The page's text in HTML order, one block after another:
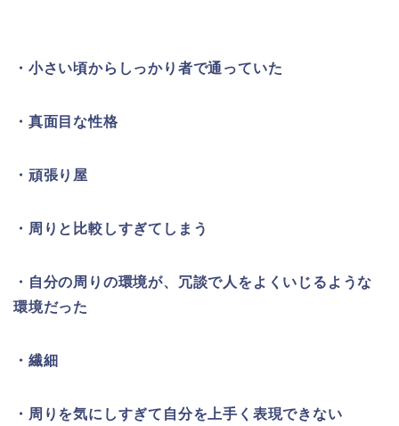
・小さい頃からしっかり者で通っていた
・真面目な性格
・頑張り屋
・周りと比較しすぎてしまう
・自分の周りの環境が、冗談で人をよくいじるような
環境だった
・繊細
・周りを気にしすぎて自分を上手く表現できない